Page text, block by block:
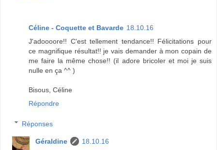
Céline - Coquette et Bavarde 18.10.16
J'adoooore!! C'est tellement tendance!! Félicitations pour
ce magnifique résultat!! je vais demander à mon copain de
me faire la même chose!! (il adore bricoler et moi je suis
nulle en ça ^^ )
Bisous, Céline
Répondre
Réponses
Géraldine
18.10.16